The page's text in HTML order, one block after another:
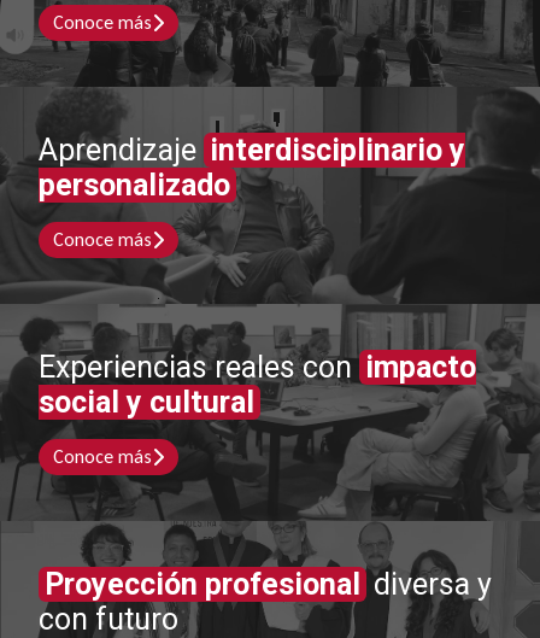
Conoce más
Aprendizaje interdisciplinario y
personalizado
Conoce más
Experiencias reales con impacto
social y cultural
Conoce más
Proyección profesional diversa y
con futuro